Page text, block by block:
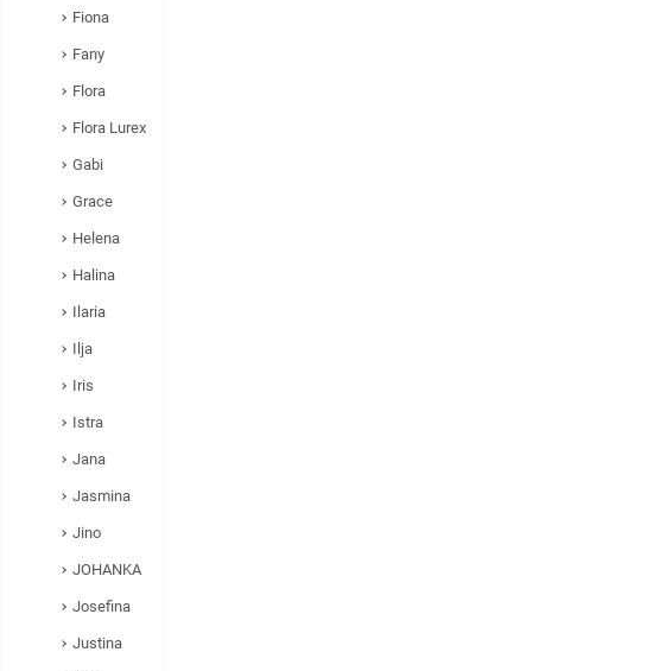
Fiona
Fany
Flora
Flora Lurex
Gabi
Grace
Helena
Halina
Ilaria
Ilja
Iris
Istra
Jana
Jasmina
Jino
JOHANKA
Josefina
Justina